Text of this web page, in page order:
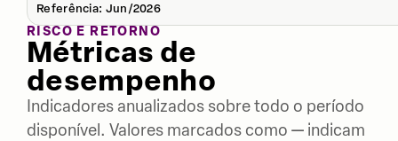
Referência: Jun/2026
RISCO E RETORNO
Métricas de
desempenho
Indicadores anualizados sobre todo o período
disponível. Valores marcados como — indicam